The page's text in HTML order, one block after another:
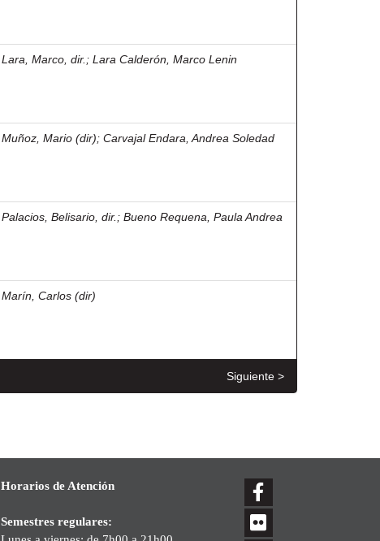
Lara, Marco, dir. ; Lara Calderón, Marco Lenin
Muñoz, Mario (dir); Carvajal Endara, Andrea Soledad
Palacios, Belisario, dir. ; Bueno Requena, Paula Andrea
Marín, Carlos (dir)
Siguiente >
Horarios de Atención
Semestres regulares: